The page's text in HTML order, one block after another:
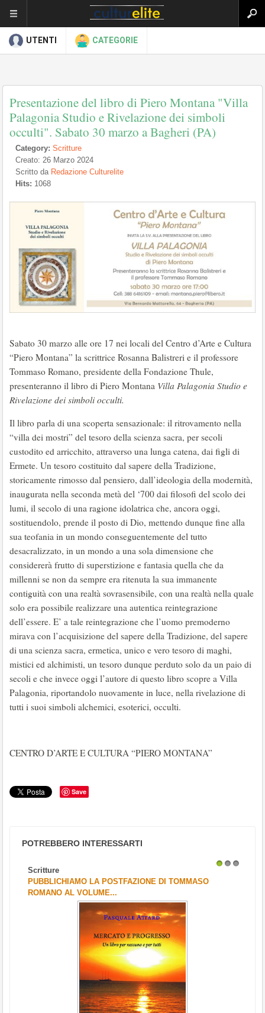
UTENTI CATEGORIE
Presentazione del libro di Piero Montana "Villa
Palagonia Studio e Rivelazione dei simboli
occulti". Sabato 30 marzo a Bagheri (PA)
Category: Scritture
Creato: 26 Marzo 2024
Scritto da Redazione Culturelite
Hits: 1068
Sabato 30 marzo alle ore 17 nei locali del Centro d’Arte e Cultura
“Piero Montana” la scrittrice Rosanna Balistreri e il professore
Tommaso Romano, presidente della Fondazione Thule,
presenteranno il libro di Piero Montana Villa Palagonia Studio e
Rivelazione dei simboli occulti.
Il libro parla di una scoperta sensazionale: il ritrovamento nella
“villa dei mostri” del tesoro della scienza sacra, per secoli
custodito ed arricchito, attraverso una lunga catena, dai figli di
Ermete. Un tesoro costituito dal sapere della Tradizione,
storicamente rimosso dal pensiero, dall’ideologia della modernità,
inaugurata nella seconda metà del ‘700 dai filosofi del scolo dei
lumi, il secolo di una ragione idolatrica che, ancora oggi,
sostituendolo, prende il posto di Dio, mettendo dunque fine alla
sua teofania in un mondo conseguentemente del tutto
desacralizzato, in un mondo a una sola dimensione che
considererà frutto di superstizione e fantasia quella che da
millenni se non da sempre era ritenuta la sua immanente
contiguità con una realtà sovrasensibile, con una realtà nella quale
solo era possibile realizzare una autentica reintegrazione
dell’essere. E’ a tale reintegrazione che l’uomo premoderno
mirava con l’acquisizione del sapere della Tradizione, del sapere
di una scienza sacra, ermetica, unico e vero tesoro di maghi,
mistici ed alchimisti, un tesoro dunque perduto solo da un paio di
secoli e che invece oggi l’autore di questo libro scopre a Villa
Palagonia, riportandolo nuovamente in luce, nella rivelazione di
tutti i suoi simboli alchemici, esoterici, occulti.
CENTRO D’ARTE E CULTURA “PIERO MONTANA”
Save
POTREBBERO INTERESSARTI
Scritture
PUBBLICHIAMO LA POSTFAZIONE DI TOMMASO
ROMANO AL VOLUME...